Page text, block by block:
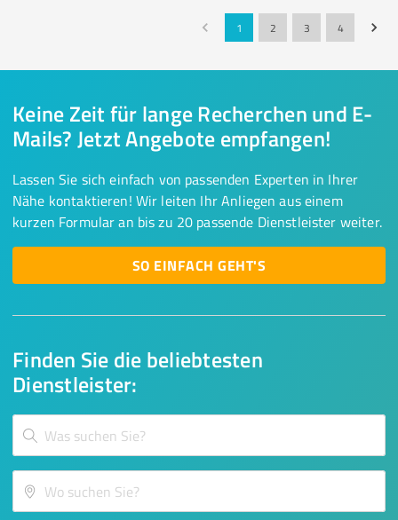
1 2 3 4
Finden Sie die beliebtesten
Dienstleister:
Keine Zeit für lange Recherchen und E-
Mails? Jetzt Angebote empfangen!
Lassen Sie sich einfach von passenden Experten in Ihrer
Nähe kontaktieren! Wir leiten Ihr Anliegen aus einem
kurzen Formular an bis zu 20 passende Dienstleister weiter.
SO EINFACH GEHT'S